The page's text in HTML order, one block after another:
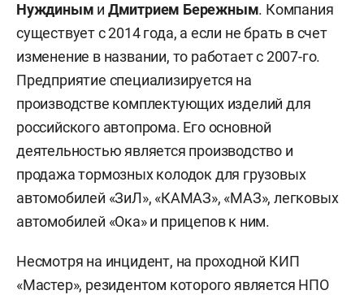
Нуждиным и Дмитрием Бережным. Компания
существует с 2014 года, а если не брать в счет
изменение в названии, то работает с 2007-го.
Предприятие специализируется на
производстве комплектующих изделий для
российского автопрома. Его основной
деятельностью является производство и
продажа тормозных колодок для грузовых
автомобилей «ЗиЛ», «КАМАЗ», «МАЗ», легковых
автомобилей «Ока» и прицепов к ним.
Несмотря на инцидент, на проходной КИП
«Мастер», резидентом которого является НПО